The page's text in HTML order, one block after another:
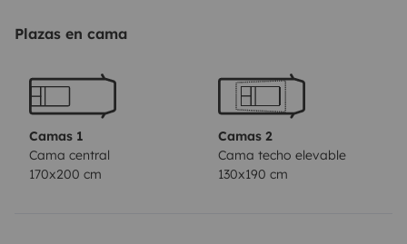
confortable y versátil, perfecta para disfrutar de
libertad.Características principales:5 plazas en
circulaciónCamas gemelas traseras convertibles en
cama doble
Cama de techo eléctrica de 2 plazas
en LFrigorífico de gran capacidadBaño con ducha
Plazas en cama
Camas 1
Cama central
170x200 cm
Camas 2
Cama techo elevable
130x190 cm